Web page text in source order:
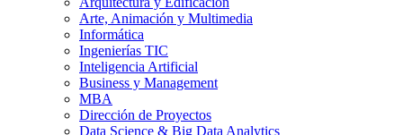
Arte, Animación y Multimedia
Informática
Ingenierías TIC
Inteligencia Artificial
Business y Management
MBA
Dirección de Proyectos
Data Science & Big Data Analytics